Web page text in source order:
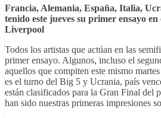
Francia, Alemania, España, Italia,
tenido este jueves su primer ensayo
Liverpool
Todos los artistas que actúan en las
primer ensayo. Algunos, incluso el
aquellos que compiten este mismo
es el turno del Big 5 y Ucrania, país
están clasificados para la Gran Final del
han sido nuestras primeras impresiones